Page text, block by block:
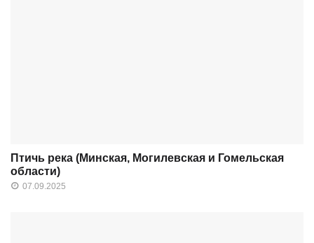
Птичь река (Минская, Могилевская и Гомельская
области)
07.09.2025